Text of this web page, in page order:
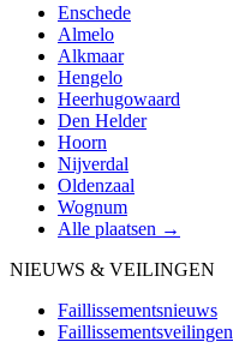
Enschede
Almelo
Alkmaar
Hengelo
Heerhugowaard
Den Helder
Hoorn
Nijverdal
Oldenzaal
Wognum
Alle plaatsen →
NIEUWS & VEILINGEN
Faillissementsnieuws
Faillissementsveilingen